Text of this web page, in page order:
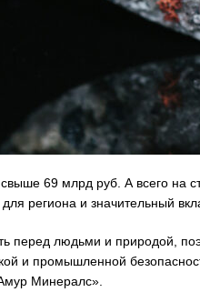
69 млрд руб. А всего на
региона и значительный
перед людьми и природой,
и промышленной
Минералс».